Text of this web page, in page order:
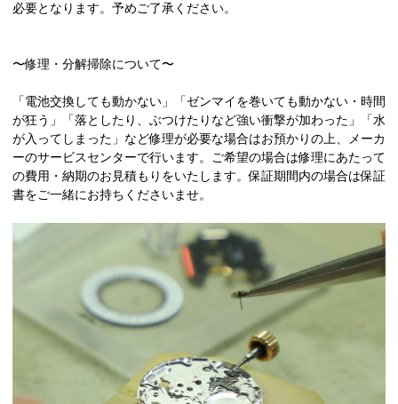
必要となります。予めご了承ください。
〜修理・分解掃除について〜
「電池交換しても動かない」「ゼンマイを巻いても動かない・時間
が狂う」「落としたり、ぶつけたりなど強い衝撃が加わった」「水
が入ってしまった」など修理が必要な場合はお預かりの上、メーカ
ーのサービスセンターで行います。ご希望の場合は修理にあたって
の費用・納期のお見積もりをいたします。保証期間内の場合は保証
書をご一緒にお持ちくださいませ。